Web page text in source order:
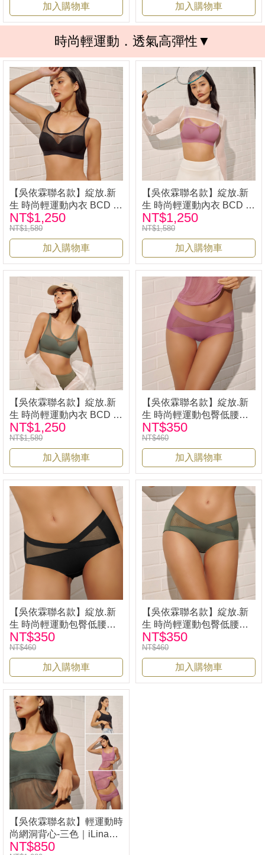
加入購物車 加入購物車
時尚輕運動．透氣高彈性▼
【吳依霖聯名款】綻放.新
生 時尚輕運動內衣 BCD 墨
石黑｜iLina璦琳娜內衣
33526
NT$1,250
NT$1,580
加入購物車
【吳依霖聯名款】綻放.新
生 時尚輕運動內衣 BCD 梅
紫｜iLina璦琳娜內衣
33526
NT$1,250
NT$1,580
加入購物車
【吳依霖聯名款】綻放.新
生 時尚輕運動內衣 BCD 青
丹綠｜iLina璦琳娜內衣
33526
NT$1,250
NT$1,580
加入購物車
【吳依霖聯名款】綻放.新
生 時尚輕運動包臀低腰小
褲-梅紫 ｜iLina璦琳娜內衣
33526
NT$350
NT$460
加入購物車
【吳依霖聯名款】綻放.新
生 時尚輕運動包臀低腰小
褲-墨石黑 ｜iLina璦琳娜內
衣 33526
NT$350
NT$460
加入購物車
【吳依霖聯名款】綻放.新
生 時尚輕運動包臀低腰小
褲-青丹綠 ｜iLina璦琳娜內
衣 33526
NT$350
NT$460
加入購物車
【吳依霖聯名款】輕運動時
尚網洞背心-三色｜iLina璦
琳娜內衣 33526
NT$850